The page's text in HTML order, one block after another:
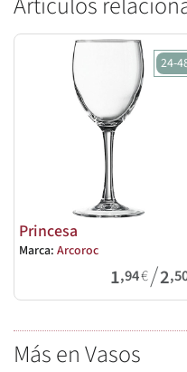
24-
Princesa
Marca: Arcoroc
1,94€/2
Más en Vasos